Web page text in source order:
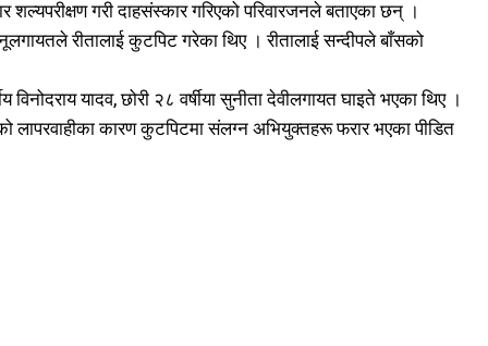
गरी दाहसंस्कार गरिएको परिवारजनले बताएका छन् ।
रीतालाई कुटपिट गरेका थिए । रीतालाई सन्दीपले बाँसको
यादव, छोरी २८ वर्षीया सुनीता देवीलगायत घाइते भएका थिए ।
लापरवाहीका कारण कुटपिटमा संलग्न अभियुक्तहरू फरार भएका पीडित